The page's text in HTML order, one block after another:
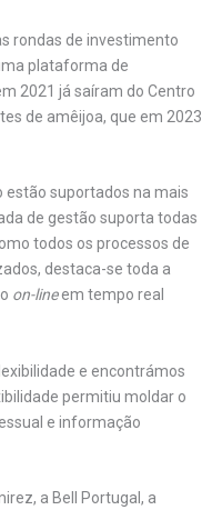
rondas de investimento
plataforma de
2021 já saíram do Centro
de amêijoa, que em 2023
estão suportados na mais
de gestão suporta todas
todos os processos de
destaca-se toda a
on-lineem tempo real
e encontrámos
permitiu moldar o
e informação
a Bell Portugal, a